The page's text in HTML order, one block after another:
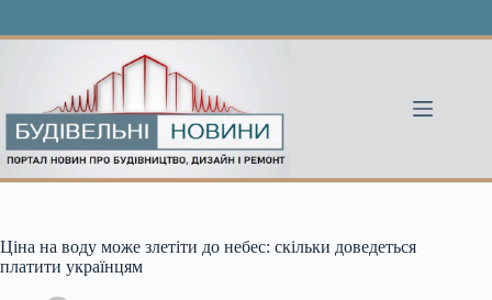
Ціна на воду може злетіти до небес: скільки доведеться
платити українцям